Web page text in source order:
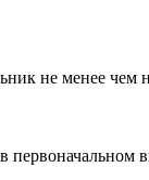
не менее чем